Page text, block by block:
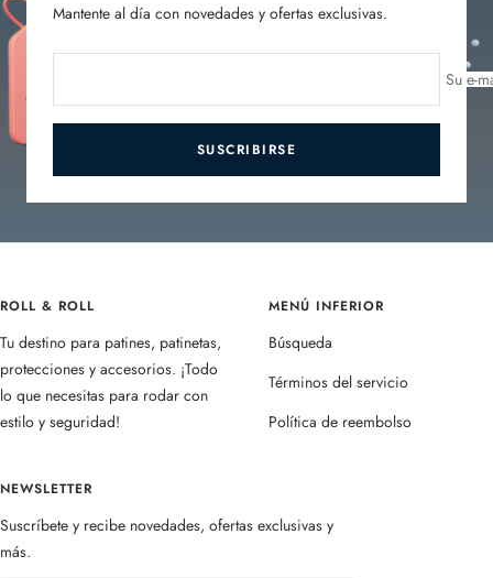
Mantente al día con novedades y ofertas exclusivas.
Su e-
SUSCRIBIRSE
ROLL & ROLL
Tu destino para patines, patinetas,
protecciones y accesorios. ¡Todo
lo que necesitas para rodar con
estilo y seguridad!
MENÚ INFERIOR
Búsqueda
Términos del servicio
Política de reembolso
NEWSLETTER
Suscríbete y recibe novedades, ofertas exclusivas y
más.